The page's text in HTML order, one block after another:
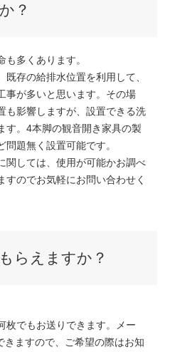
？
も多くあります。
既存の給排水位置を利用して、
事が多いと思います。その場
も影響しますが、設置できる洗
す。4本脚の観音開き家具の製
題無く設置可能です。
関しては、使用が可能かお調べ
すのでお気軽にお問い合わせく
らえますか？
枚でもお送りできます。メー
きますので、ご希望の際はお知